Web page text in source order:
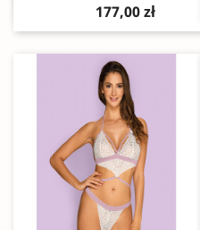
177,00 zł